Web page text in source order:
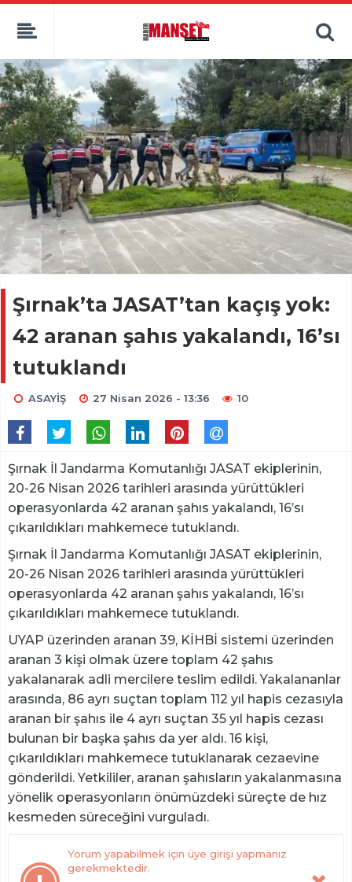
Şırnak’ta JASAT’tan kaçış yok:
42 aranan şahıs yakalandı, 16’sı
tutuklandı
ASAYİŞ 27 Nisan 2026 - 13:36 10
Şırnak İl Jandarma Komutanlığı JASAT ekiplerinin,
20-26 Nisan 2026 tarihleri arasında yürüttükleri
operasyonlarda 42 aranan şahıs yakalandı, 16’sı
çıkarıldıkları mahkemece tutuklandı.
Şırnak İl Jandarma Komutanlığı JASAT ekiplerinin,
20-26 Nisan 2026 tarihleri arasında yürüttükleri
operasyonlarda 42 aranan şahıs yakalandı, 16’sı
çıkarıldıkları mahkemece tutuklandı.
UYAP üzerinden aranan 39, KİHBİ sistemi üzerinden
aranan 3 kişi olmak üzere toplam 42 şahıs
yakalanarak adli mercilere teslim edildi. Yakalananlar
arasında, 86 ayrı suçtan toplam 112 yıl hapis cezasıyla
aranan bir şahıs ile 4 ayrı suçtan 35 yıl hapis cezası
bulunan bir başka şahıs da yer aldı. 16 kişi,
çıkarıldıkları mahkemece tutuklanarak cezaevine
gönderildi. Yetkililer, aranan şahısların yakalanmasına
yönelik operasyonların önümüzdeki süreçte de hız
kesmeden süreceğini vurguladı.
Yorum yapabilmek için üye girişi yapmanız
gerekmektedir.